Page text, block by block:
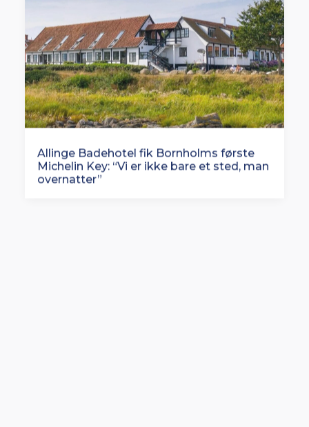
Allinge Badehotel fik Bornholms første
Michelin Key: “Vi er ikke bare et sted, man
overnatter”